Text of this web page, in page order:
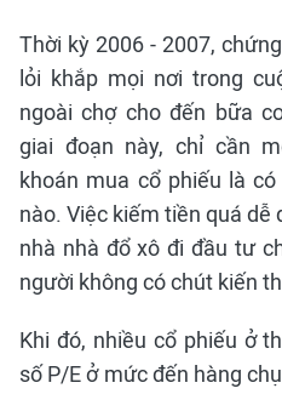
Thời kỳ 2006 - 2007,
lỏi khắp mọi nơi trong
ngoài chợ cho đến bữa
giai đoạn này, chỉ cần
khoán mua cổ phiếu là
nào. Việc kiếm tiền quá
nhà nhà đổ xô đi đầu tư
người không có chút kiến
Khi đó, nhiều cổ phiếu ở
số P/E ở mức đến hàng